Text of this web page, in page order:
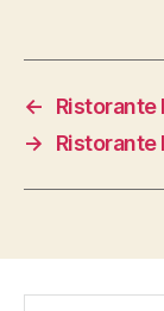
←
Ristorante
→
Ristorante